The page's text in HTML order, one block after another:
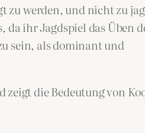
zu werden, und nicht zu
ihr Jagdspiel das Üben
sein, als dominant und
zeigt die Bedeutung von